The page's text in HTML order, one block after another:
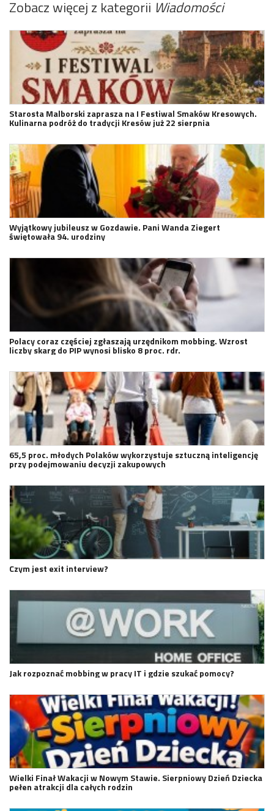
Zobacz więcej z kategorii Wiadomości
Starosta Malborski zaprasza na I Festiwal Smaków Kresowych.
Kulinarna podróż do tradycji Kresów już 22 sierpnia
Wyjątkowy jubileusz w Gozdawie. Pani Wanda Ziegert
świętowała 94. urodziny
Polacy coraz częściej zgłaszają urzędnikom mobbing. Wzrost
liczby skarg do PIP wynosi blisko 8 proc. rdr.
65,5 proc. młodych Polaków wykorzystuje sztuczną inteligencję
przy podejmowaniu decyzji zakupowych
Czym jest exit interview?
Jak rozpoznać mobbing w pracy IT i gdzie szukać pomocy?
Wielki Finał Wakacji w Nowym Stawie. Sierpniowy Dzień Dziecka
pełen atrakcji dla całych rodzin